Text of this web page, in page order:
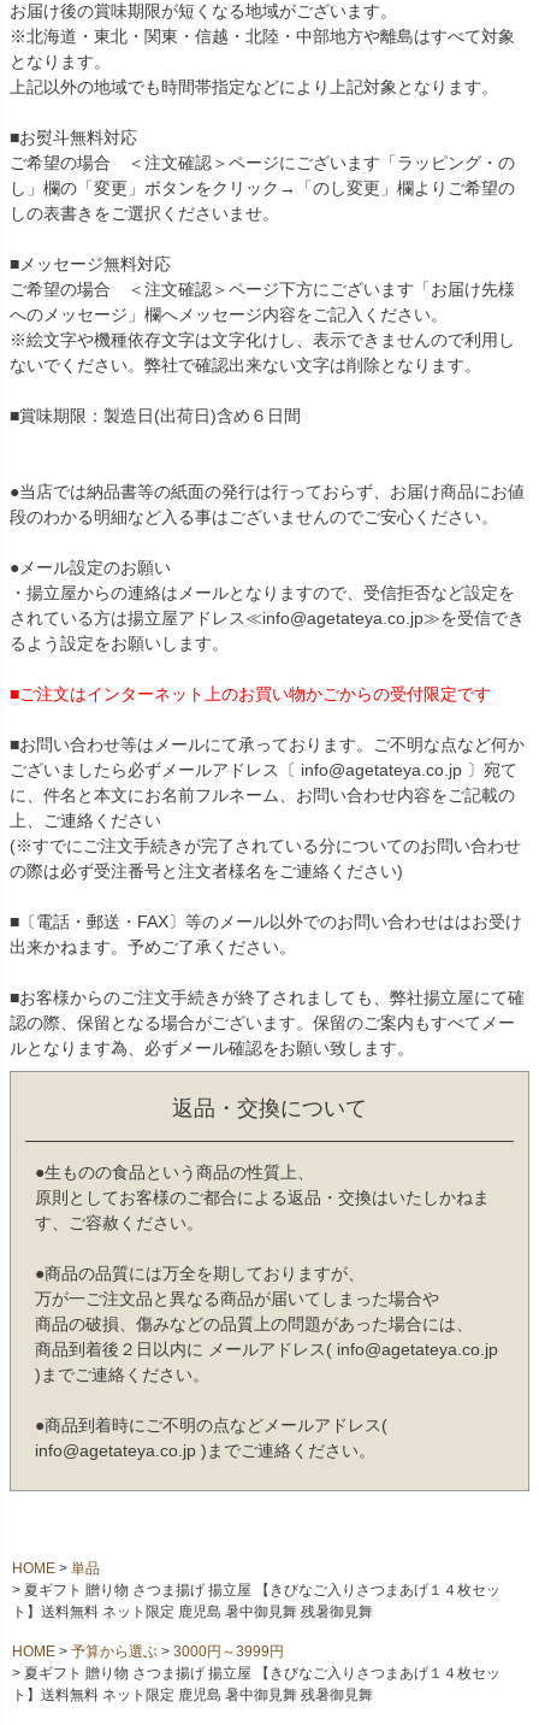
お届け後の賞味期限が短くなる地域がございます。
※北海道・東北・関東・信越・北陸・中部地方や離島はすべて対象
となります。
上記以外の地域でも時間帯指定などにより上記対象となります。
■お熨斗無料対応
ご希望の場合 ＜注文確認＞ページにございます「ラッピング・の
し」欄の「変更」ボタンをクリック→「のし変更」欄よりご希望の
しの表書きをご選択くださいませ。
■メッセージ無料対応
ご希望の場合 ＜注文確認＞ページ下方にございます「お届け先様
へのメッセージ」欄へメッセージ内容をご記入ください。
※絵文字や機種依存文字は文字化けし、表示できませんので利用し
ないでください。弊社で確認出来ない文字は削除となります。
■賞味期限：製造日(出荷日)含め６日間
●当店では納品書等の紙面の発行は行っておらず、お届け商品にお値
段のわかる明細など入る事はございませんのでご安心ください。
●メール設定のお願い
・揚立屋からの連絡はメールとなりますので、受信拒否など設定を
されている方は揚立屋アドレス≪info@agetateya.co.jp≫を受信でき
るよう設定をお願いします。
■ご注文はインターネット上のお買い物かごからの受付限定です
■お問い合わせ等はメールにて承っております。ご不明な点など何か
ございましたら必ずメールアドレス〔 info@agetateya.co.jp 〕宛て
に、件名と本文にお名前フルネーム、お問い合わせ内容をご記載の
上、ご連絡ください
(※すでにご注文手続きが完了されている分についてのお問い合わせ
の際は必ず受注番号と注文者様名をご連絡ください)
■〔電話・郵送・FAX〕等のメール以外でのお問い合わせははお受け
出来かねます。予めご了承ください。
■お客様からのご注文手続きが終了されましても、弊社揚立屋にて確
認の際、保留となる場合がございます。保留のご案内もすべてメー
ルとなります為、必ずメール確認をお願い致します。
返品・交換について
●生ものの食品という商品の性質上、
原則としてお客様のご都合による返品・交換はいたしかねま
す、ご容赦ください。
●商品の品質には万全を期しておりますが、
万が一ご注文品と異なる商品が届いてしまった場合や
商品の破損、傷みなどの品質上の問題があった場合には、
商品到着後２日以内に メールアドレス( info@agetateya.co.jp
)までご連絡ください。
●商品到着時にご不明の点などメールアドレス(
info@agetateya.co.jp )までご連絡ください。
HOME
単品
夏ギフト 贈り物 さつま揚げ 揚立屋 【きびなご入りさつまあげ１４枚セッ
ト】送料無料 ネット限定 鹿児島 暑中御見舞 残暑御見舞
HOME 予算から選ぶ
3000円～3999円
夏ギフト 贈り物 さつま揚げ 揚立屋 【きびなご入りさつまあげ１４枚セッ
ト】送料無料 ネット限定 鹿児島 暑中御見舞 残暑御見舞